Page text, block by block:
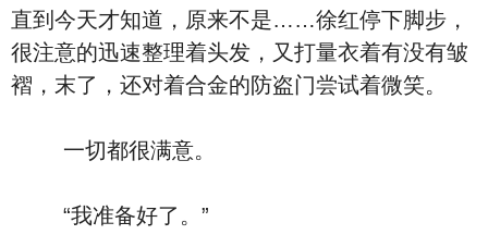
直到今天才知道，原来不是……徐红停下脚步，
很注意的迅速整理着头发，又打量衣着有没有皱
褶，末了，还对着合金的防盗门尝试着微笑。
一切都很满意。
“我准备好了。”